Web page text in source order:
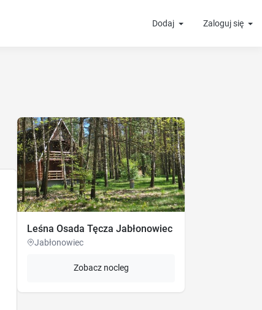
Dodaj Zaloguj się
Leśna Osada Tęcza Jabłonowiec
Jabłonowiec
Zobacz nocleg